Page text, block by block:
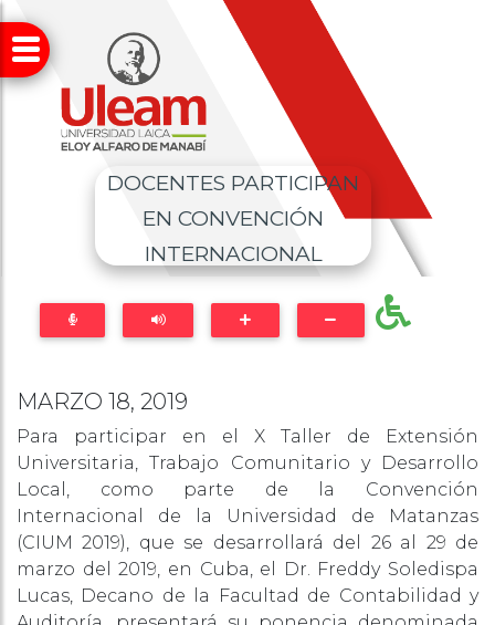
DOCENTES PARTICIPAN
EN CONVENCIÓN
INTERNACIONAL
MARZO 18, 2019
Para participar en el X Taller de Extensión
Universitaria, Trabajo Comunitario y Desarrollo
Local, como parte de la Convención
Internacional de la Universidad de Matanzas
(CIUM 2019), que se desarrollará del 26 al 29 de
marzo del 2019, en Cuba, el Dr. Freddy Soledispa
Lucas, Decano de la Facultad de Contabilidad y